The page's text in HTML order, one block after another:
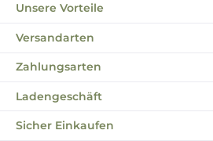
Unsere Vorteile
Versandarten
Zahlungsarten
Ladengeschäft
Sicher Einkaufen